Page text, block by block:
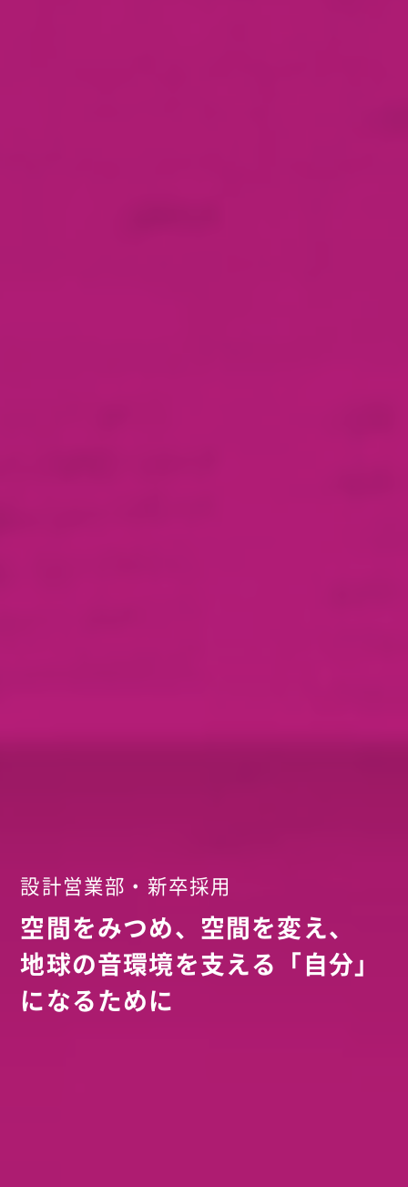
設計営業部・新卒採用
空間をみつめ、空間を変え、
地球の音環境を支える「自分」
になるために